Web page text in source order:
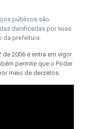
públicos são
danificadas por suas
da prefeitura.
de 2006 e entra em vigor
permite que o Poder
meio de decretos.